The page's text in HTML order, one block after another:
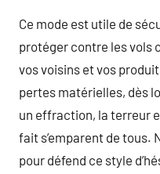
Ce mode est utile de
protéger contre les vols
vos voisins et vos
pertes matérielles, dès
un effraction, la terreur
fait s’emparent de tous.
pour défend ce style